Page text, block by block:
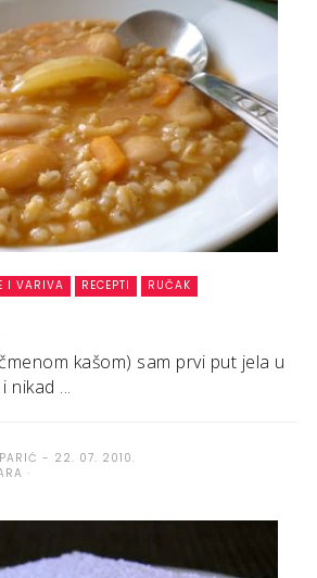
I VARIVA RECEPTI RUČAK
kašom) sam prvi put jela u
nikad ...
22. 07. 2010.